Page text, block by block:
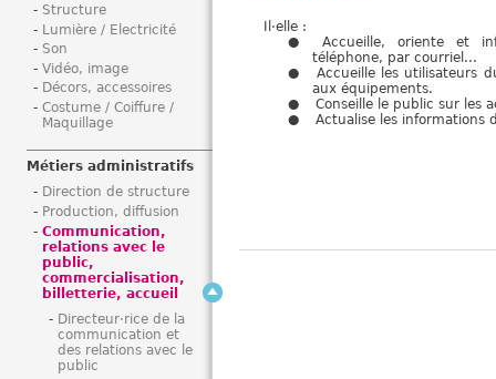
Il·elle :
Accueille, oriente et
téléphone, par courriel...
Accueille les utilisateurs
aux équipements.
Conseille le public sur les
Actualise les informations
Structure
Lumière / Electricité
Son
Vidéo, image
Décors, accessoires
Costume / Coiffure /
Maquillage
Métiers administratifs
Direction de structure
Production, diffusion
Communication,
relations avec le
public,
commercialisation,
billetterie, accueil
Directeur·rice de la
communication et
des relations avec le
public